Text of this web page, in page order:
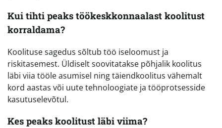
Kui tihti peaks töökeskkonnaalast koolitust
korraldama?
Koolituse sagedus sõltub töö iseloomust ja
riskitasemest. Üldiselt soovitatakse põhjalik koolitus
läbi viia tööle asumisel ning täiendkoolitus vähemalt
kord aastas või uute tehnoloogiate ja tööprotsesside
kasutuselevõtul.
Kes peaks koolitust läbi viima?